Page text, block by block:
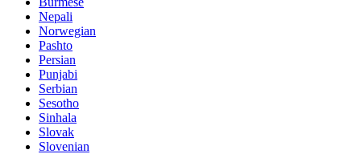
Nepali
Norwegian
Pashto
Persian
Punjabi
Serbian
Sesotho
Sinhala
Slovak
Slovenian